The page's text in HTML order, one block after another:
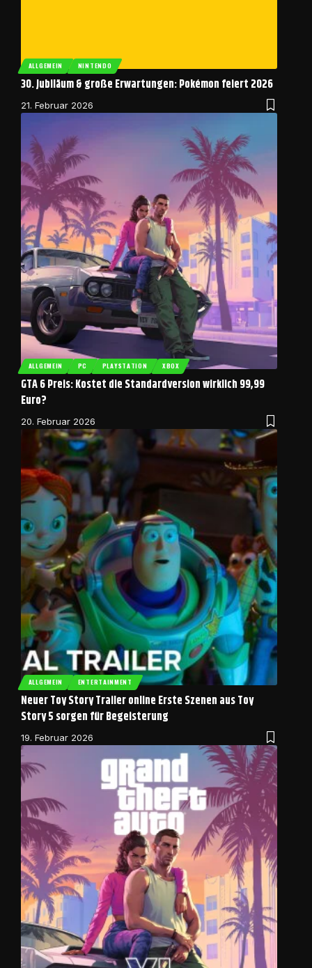
ALLGEMEIN NINTENDO
30. Jubiläum & große Erwartungen: Pokémon feiert 2026
21. Februar 2026
ALLGEMEIN PC PLAYSTATION XBOX
GTA 6 Preis: Kostet die Standardversion wirklich 99,99
Euro?
20. Februar 2026
ALLGEMEIN ENTERTAINMENT
Neuer Toy Story Trailer online Erste Szenen aus Toy
Story 5 sorgen für Begeisterung
19. Februar 2026